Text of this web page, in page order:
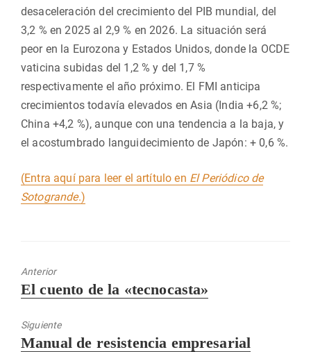
desaceleración del crecimiento del PIB mundial, del
3,2 % en 2025 al 2,9 % en 2026. La situación será
peor en la Eurozona y Estados Unidos, donde la OCDE
vaticina subidas del 1,2 % y del 1,7 %
respectivamente el año próximo. El FMI anticipa
crecimientos todavía elevados en Asia (India +6,2 %;
China +4,2 %), aunque con una tendencia a la baja, y
el acostumbrado languidecimiento de Japón: + 0,6 %.
(Entra aquí para leer el artítulo en El Periódico de
Sotogrande.)
Anterior
Entrada
El cuento de la «tecnocasta»
Siguiente
Entrada
Manual de resistencia empresarial